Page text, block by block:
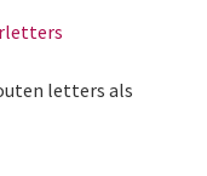
letters als